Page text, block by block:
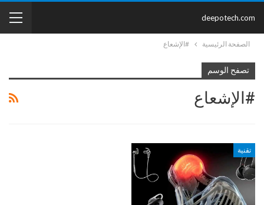
deepotech.com
الصفحة الرئيسية #الإشعاع
تصفح الوسم
#الإشعاع
تقنية